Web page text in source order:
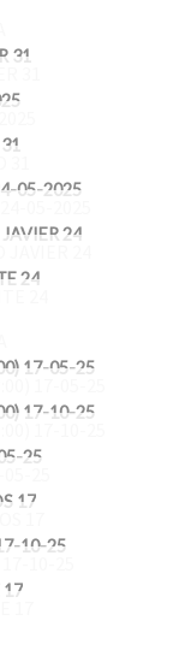
31
05-2025
24
24
17-05-25
17-10-25
25
17
10-25
17